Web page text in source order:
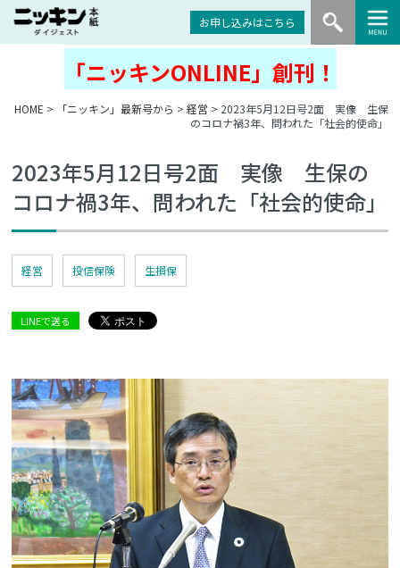
お申し込みはこちら
「ニッキンONLINE」創刊！
HOME > 「ニッキン」最新号から > 経営 > 2023年5月12日号2面 実像 生保
のコロナ禍3年、問われた「社会的使命」
2023年5月12日号2面 実像 生保の
コロナ禍3年、問われた「社会的使命」
経営 投信保険 生損保
LINEで送る